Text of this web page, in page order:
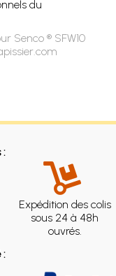
du
Senco ® SFW10
:
Expédition des colis
sous 24 à 48h
ouvrés.
: